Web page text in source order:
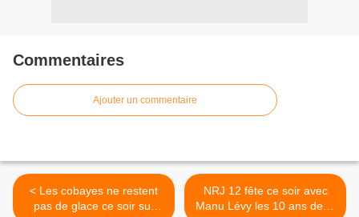
Commentaires
Ajouter un commentaire
< Les cobayes ne restent
pas de glace ce soir sur
NRJ 12 fête ce soir avec
Manu Lévy les 10 ans de la